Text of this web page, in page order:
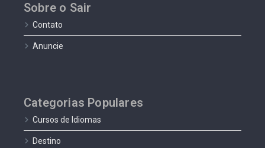
Sobre o Sair
Contato
Anuncie
Categorias Populares
Cursos de Idiomas
Destino